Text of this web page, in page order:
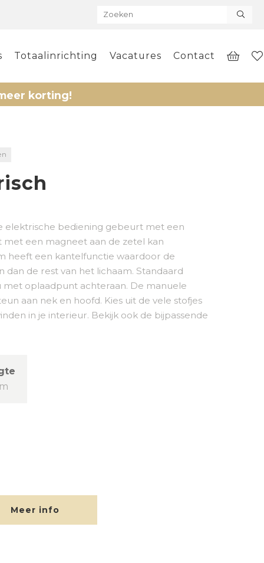
Totaalinrichting Vacatures Contact
elektrische bediening gebeurt met een
met een magneet aan de zetel kan
heeft een kantelfunctie waardoor de
de rest van het lichaam. Standaard
oplaadpunt achteraan. De manuele
aan nek en hoofd. Kies uit de vele stofjes
in je interieur. Bekijk ook de bijpassende
Meer info